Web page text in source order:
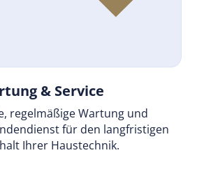
& Service
regelmäßige Wartung und
für den langfristigen
Ihrer Haustechnik.